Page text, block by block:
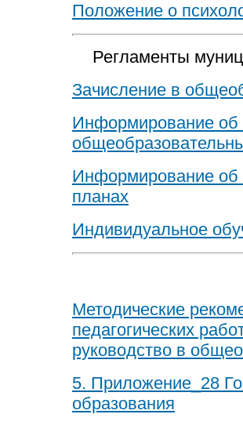
Положение о
Регламенты
Зачисление в
Информирование об
Информирование об
планах
Индивидуальное
Методические
педагогических
руководство в
5. Приложение_28
образования